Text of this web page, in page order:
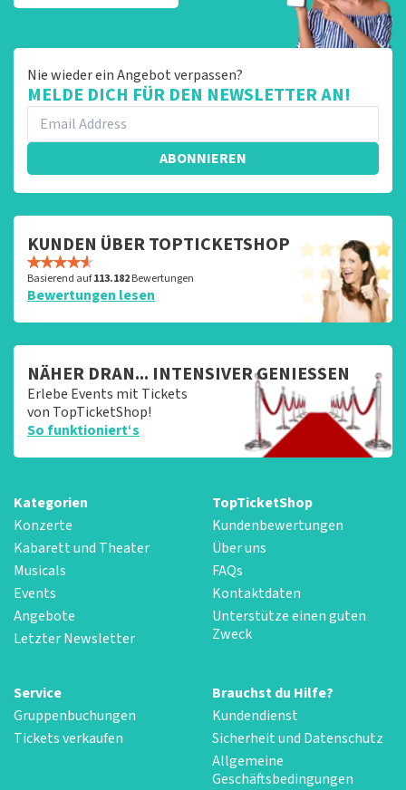
Nie wieder ein Angebot verpassen?
MELDE DICH FÜR DEN NEWSLETTER AN!
ABONNIEREN
KUNDEN ÜBER TOPTICKETSHOP
Basierend auf113.182Bewertungen
Bewertungen lesen
NÄHER DRAN... INTENSIVER GENIESSEN
Erlebe Events mit Tickets
von TopTicketShop!
So funktioniert‘s
Kategorien
Konzerte
Kabarett und Theater
Musicals
Events
Angebote
Letzter Newsletter
TopTicketShop
Kundenbewertungen
Über uns
FAQs
Kontaktdaten
Unterstütze einen guten
Zweck
Service
Gruppenbuchungen
Tickets verkaufen
Brauchst du Hilfe?
Kundendienst
Sicherheit und Datenschutz
Allgemeine
Geschäftsbedingungen